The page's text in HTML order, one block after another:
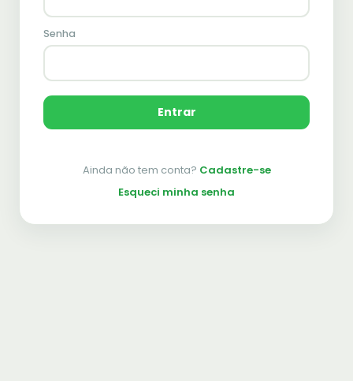
Senha
Entrar
Ainda não tem conta? Cadastre-se
Esqueci minha senha